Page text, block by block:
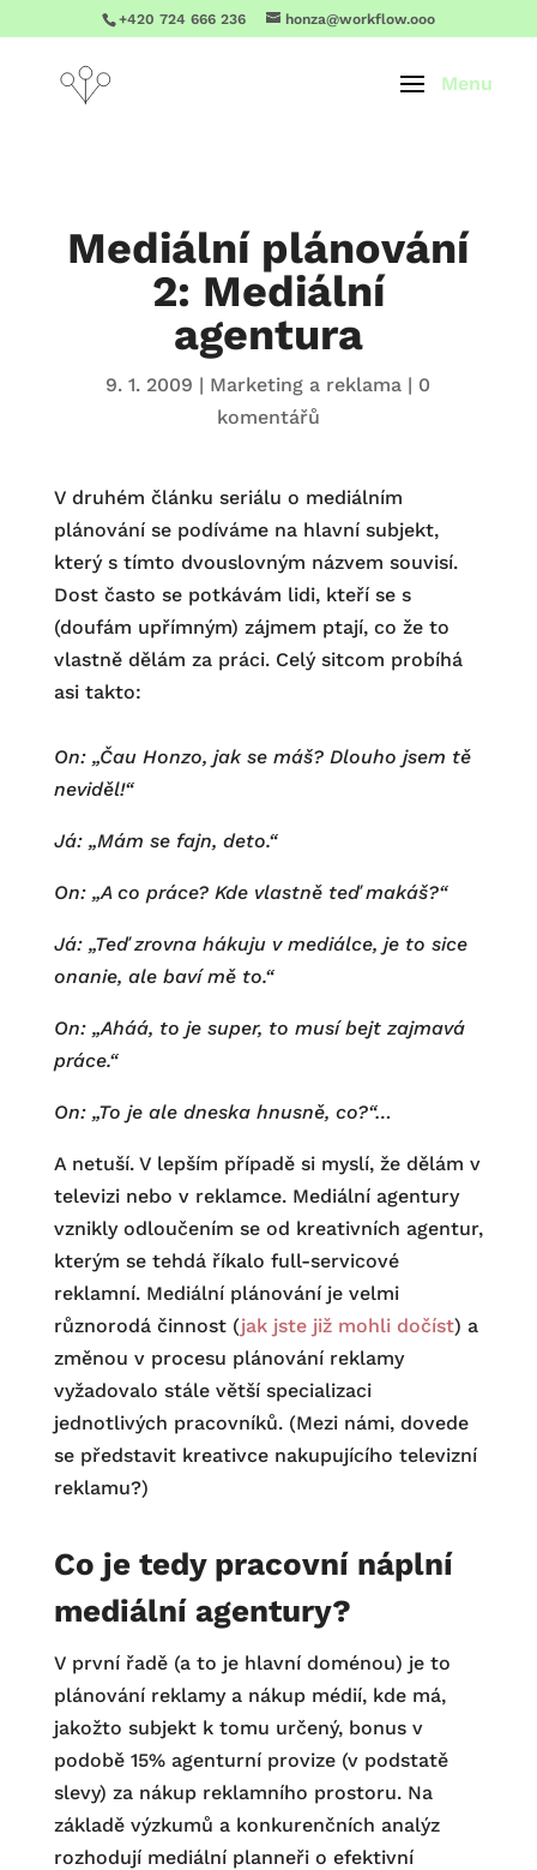
+420 724 666 236 honza@workflow.ooo
Mediální plánování
2: Mediální
agentura
9. 1. 2009 | Marketing a reklama | 0
komentářů
V druhém článku seriálu o mediálním
plánování se podíváme na hlavní subjekt,
který s tímto dvouslovným názvem souvisí.
Dost často se potkávám lidi, kteří se s
(doufám upřímným) zájmem ptají, co že to
vlastně dělám za práci. Celý sitcom probíhá
asi takto:
On: „Čau Honzo, jak se máš? Dlouho jsem tě
neviděl!“
Já: „Mám se fajn, deto.“
On: „A co práce? Kde vlastně teď makáš?“
Já: „Teď zrovna hákuju v mediálce, je to sice
onanie, ale baví mě to.“
On: „Aháá, to je super, to musí bejt zajmavá
práce.“
On: „To je ale dneska hnusně, co?“…
A netuší. V lepším případě si myslí, že dělám v
televizi nebo v reklamce. Mediální agentury
vznikly odloučením se od kreativních agentur,
kterým se tehdá říkalo full-servicové
reklamní. Mediální plánování je velmi
různorodá činnost (jak jste již mohli dočíst) a
změnou v procesu plánování reklamy
vyžadovalo stále větší specializaci
jednotlivých pracovníků. (Mezi námi, dovede
se představit kreativce nakupujícího televizní
reklamu?)
Co je tedy pracovní náplní
mediální agentury?
V první řadě (a to je hlavní doménou) je to
plánování reklamy a nákup médií, kde má,
jakožto subjekt k tomu určený, bonus v
podobě 15% agenturní provize (v podstatě
slevy) za nákup reklamního prostoru. Na
základě výzkumů a konkurenčních analýz
rozhodují mediální planneři o efektivní